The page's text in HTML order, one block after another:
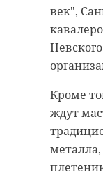
век",
Кроме
ждут
металла,
Фото:
области
музеи